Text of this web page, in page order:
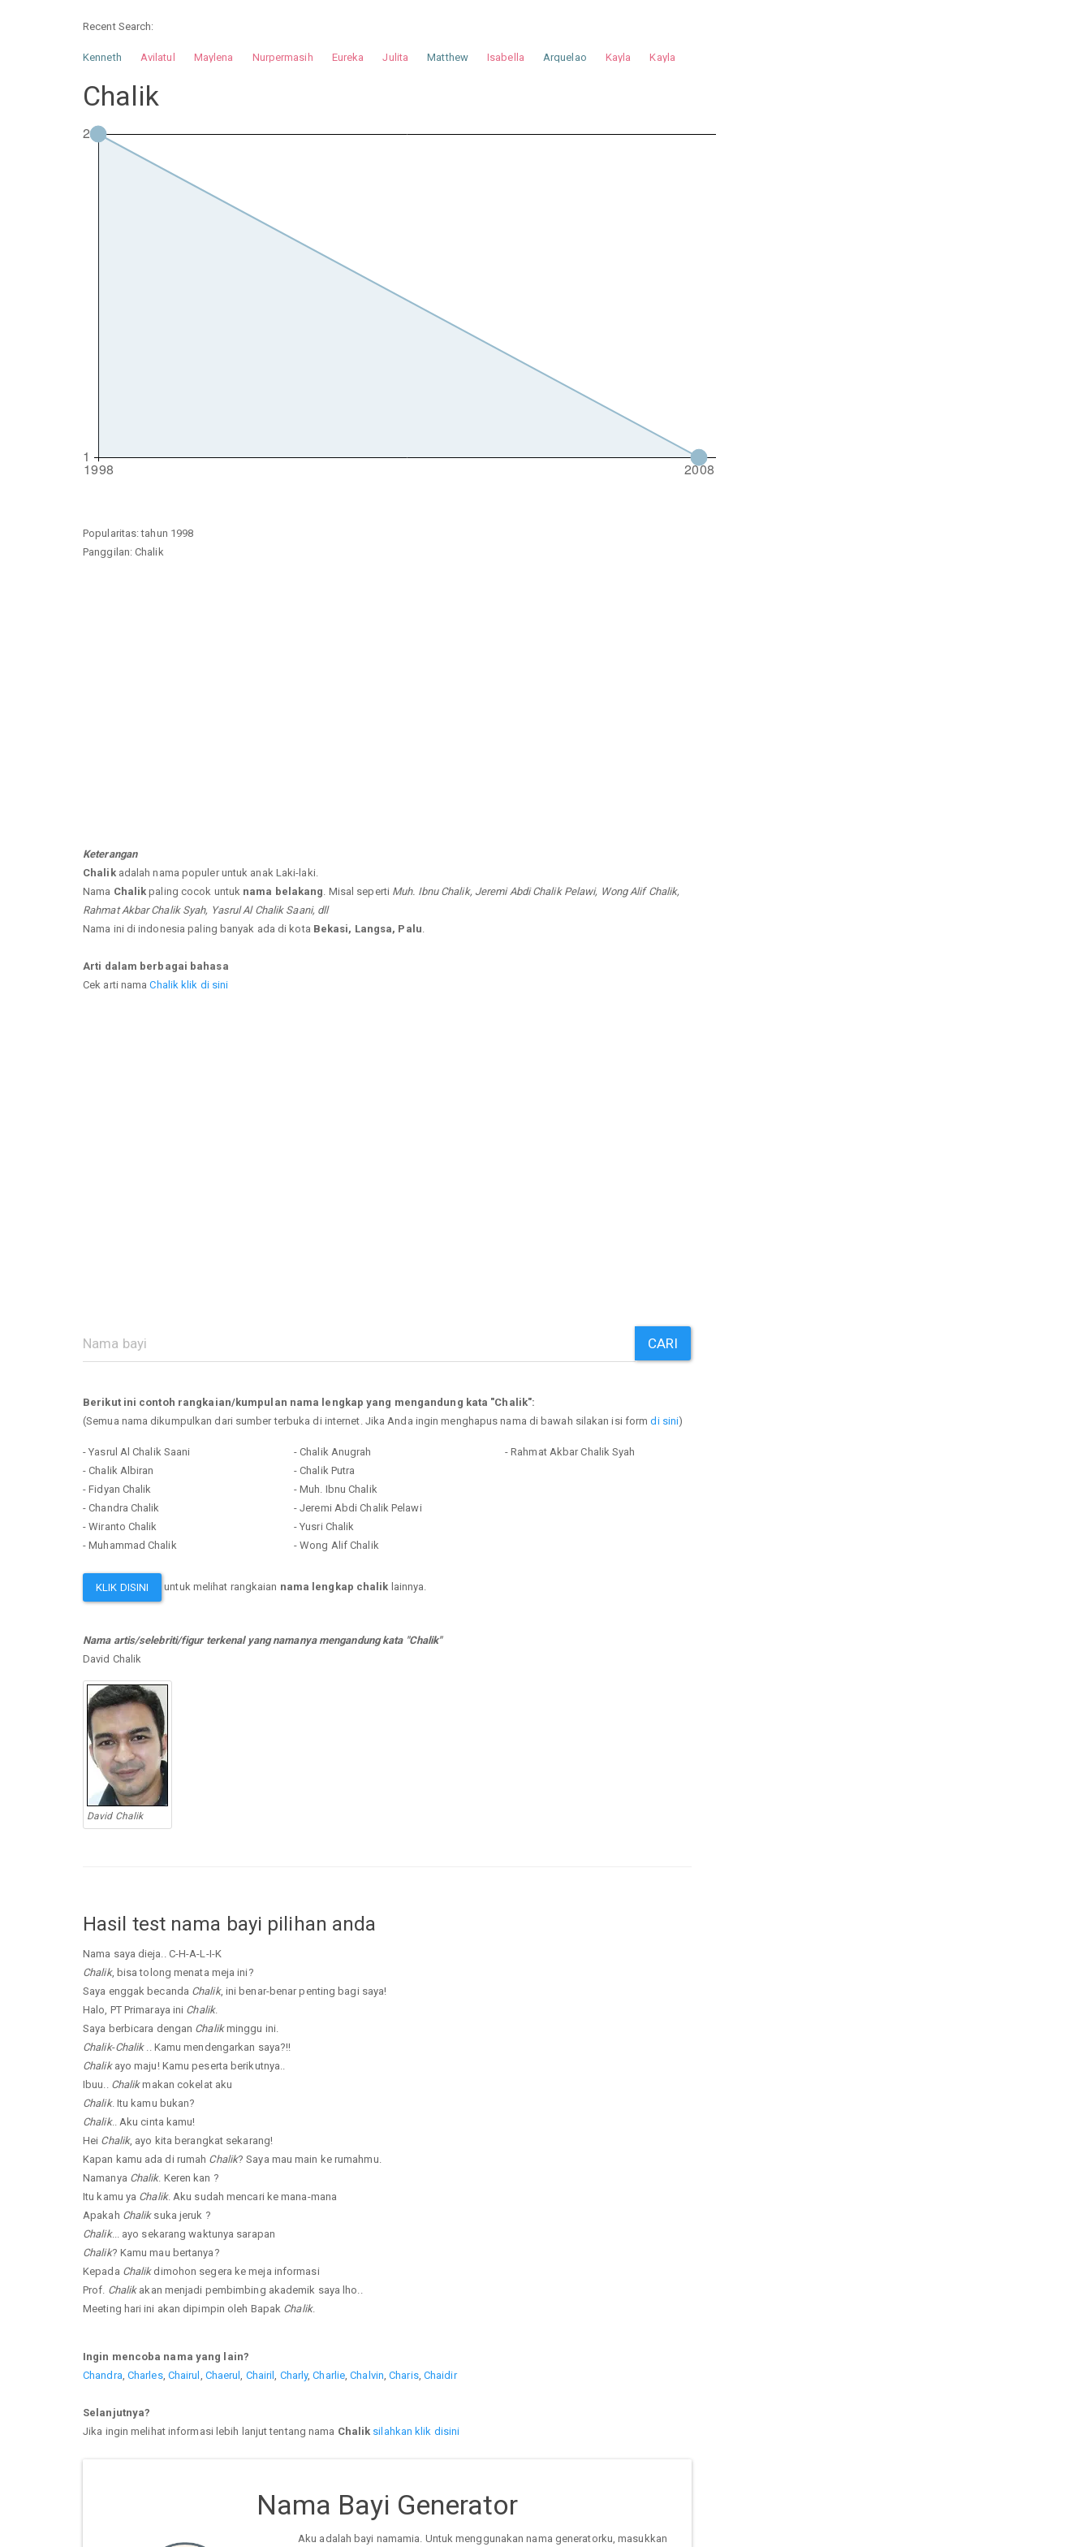
Recent Search:
Kenneth Avilatul Maylena Nurpermasih Eureka Julita Matthew Isabella Arquelao Kayla
Kayla
Chalik
Popularitas: tahun 1998
Panggilan: Chalik
Keterangan
Chalikadalah nama populer untuk anak Laki-laki.
Nama Chalik paling cocok untuk nama belakang . Misal seperti Muh. Ibnu Chalik, Jeremi Abdi Chalik Pelawi, Wong Alif Chalik,
Rahmat Akbar Chalik Syah, Yasrul Al Chalik Saani, dll
Nama ini di indonesia paling banyak ada di kota Bekasi, Langsa, Palu
Arti dalam berbagai bahasa
Cek arti namaChalik klik di sini
CARI
Berikut ini contoh rangkaian/kumpulan nama lengkap yang mengandung kata "Chalik":
(Semua nama dikumpulkan dari sumber terbuka di internet. Jika Anda ingin menghapus nama di bawah silakan isi formdi sini)
- Yasrul Al Chalik Saani
- Chalik Albiran
- Fidyan Chalik
- Chandra Chalik
- Wiranto Chalik
- Muhammad Chalik
- Chalik Anugrah
- Chalik Putra
- Muh. Ibnu Chalik
- Jeremi Abdi Chalik Pelawi
- Yusri Chalik
- Wong Alif Chalik
- Rahmat Akbar Chalik Syah
KLIK DISINI untuk melihat rangkaian nama lengkap chalik lainnya.
Nama artis/selebriti/figur terkenal yang namanya mengandung kata "Chalik"
David Chalik
David Chalik
Hasil test nama bayi pilihan anda
Nama saya dieja.. C-H-A-L-I-K
Chalik, bisa tolong menata meja ini?
Saya enggak becanda Chalik, ini benar-benar penting bagi saya!
Halo, PT Primaraya ini Chalik.
Saya berbicara dengan Chalikminggu ini.
Chalik-Chalik.. Kamu mendengarkan saya?!!
Chalikayo maju! Kamu peserta berikutnya..
Ibuu.. Chalikmakan cokelat aku
Chalik. Itu kamu bukan?
Chalik.. Aku cinta kamu!
Hei Chalik, ayo kita berangkat sekarang!
Kapan kamu ada di rumah Chalik? Saya mau main ke rumahmu.
Namanya Chalik. Keren kan ?
Itu kamu ya Chalik. Aku sudah mencari ke mana-mana
Apakah Chaliksuka jeruk ?
Chalik... ayo sekarang waktunya sarapan
Chalik? Kamu mau bertanya?
Kepada Chalikdimohon segera ke meja informasi
Prof. Chalikakan menjadi pembimbing akademik saya lho..
Meeting hari ini akan dipimpin oleh Bapak Chalik.
Ingin mencoba nama yang lain?
Chandra Charles, Chairul Chaerul Chairil Charly,Charlie ,Chalvin ,Charis, Chaidir
Selanjutnya?
Jika ingin melihat informasi lebih lanjut tentang nama Chalik silahkan klik disini
Nama Bayi Generator
Aku adalah bayi namamia. Untuk menggunakan nama generatorku, masukkan